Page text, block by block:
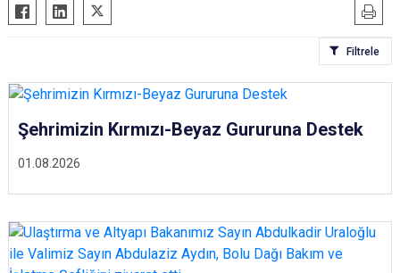
Filtrele
01.08.2026
Şehrimizin Kırmızı-Beyaz Gururuna Destek